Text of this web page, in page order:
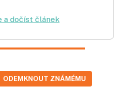
a dočíst článek
ODEMKNOUT ZNÁMÉMU